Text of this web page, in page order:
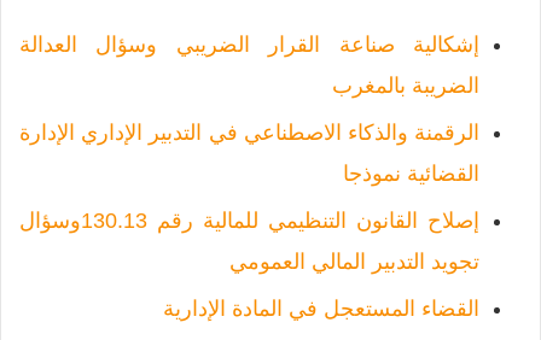
إشكالية صناعة القرار الضريبي وسؤال العدالة
الضريبة بالمغرب
الرقمنة والذكاء الاصطناعي في التدبير الإداري الإدارة
القضائية نموذجا
إصلاح القانون التنظيمي للمالية رقم 130.13وسؤال
تجويد التدبير المالي العمومي
القضاء المستعجل في المادة الإدارية